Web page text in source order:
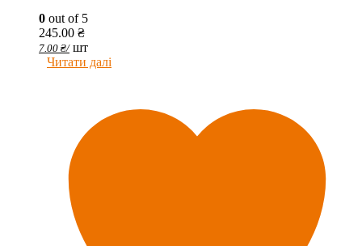
0 out of 5
245.00 ₴
7.00 ₴/ шт
Читати далі